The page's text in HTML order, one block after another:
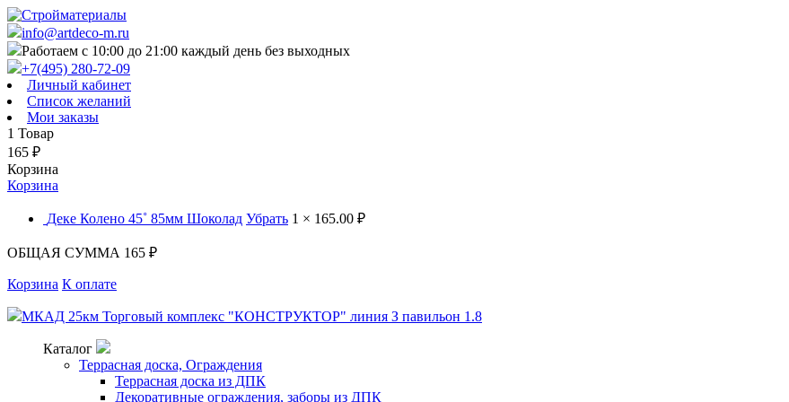
info@artdeco-m.ru
Работаем с 10:00 до 21:00 каждый день без выходных
+7(495) 280-72-09
Личный кабинет
Список желаний
Мои заказы
1 Товар
165 ₽
Корзина
Корзина
Деке Колено 45˚ 85мм Шоколад Убрать 1 × 165.00 ₽
ОБЩАЯ СУММА 165 ₽
Корзина К оплате
МКАД 25км Торговый комплекс "КОНСТРУКТОР" линия З павильон 1.8
Каталог
Террасная доска, Ограждения
Террасная доска из ДПК
Декоративные ограждения, заборы из ДПК